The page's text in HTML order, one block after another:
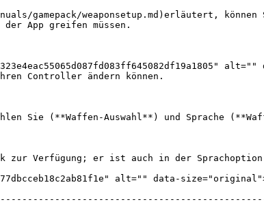
gamepack/weaponsetup.md)erläutert,
der App greifen müssen.
Controller ändern können.
Sie (**Waffen-Auswahl**) und Sprache
zur Verfügung; er ist auch in der
alt="" data-